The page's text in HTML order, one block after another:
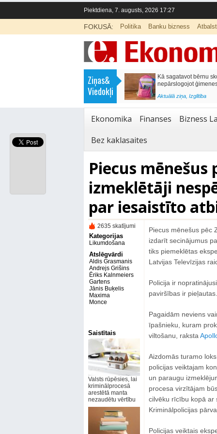
Piektdiena, 7. augusts, 2026 17:27
FOKUSĀ: Politika Banku bizness
Ziņas&
Viedokļi
Labklājības ministrija rosina reformēt
un būtiski uzlabot vecāku pabalstu
Kā sagatavot bērnu
nepārslogojot
Aktuālā ziņa, Izglītība
Ekonomika Finanses Bizness
Bez kaklasaites
Piecus
izmeklētāji
par iesaistīto
2635 skatījumi
Kategorijas
Likumdošana
Atslēgvārdi
Aldis Grasmanis
Andrejs Grišins
Ēriks Kalnmeiers
Gartens
Jānis Buķelis
Maxima
Monce
Saistītais
Valsts rūpēsies, lai
kriminālprocesā
arestētā manta
nezaudētu vērtību
Piecus mēnešus pēc
izdarīt secinājumus
tiks piemeklētas
Latvijas Televīzijas
Policija ir
paviršības ir
Pagaidām neviens
īpašnieku, kuram
viltošanu, raksta
Aizdomās turamo
policijas veiktajam
un paraugu
procesa virzītājam
cilvēku rīcību kopā ar
Kriminālpolicijas
Policijas veiktais